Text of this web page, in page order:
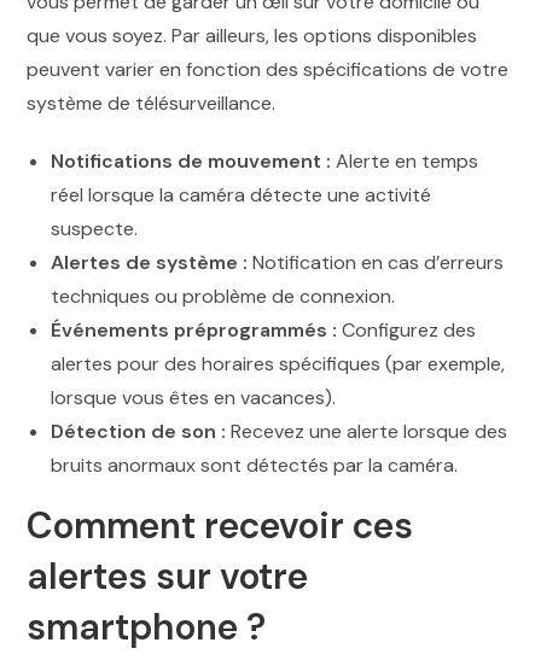
que vous soyez. Par ailleurs, les options disponibles
peuvent varier en fonction des spécifications de votre
système de télésurveillance.
Notifications de mouvement : Alerte en temps
réel lorsque la caméra détecte une activité
suspecte.
Alertes de système : Notification en cas d’erreurs
techniques ou problème de connexion.
Événements préprogrammés : Configurez des
alertes pour des horaires spécifiques (par exemple,
lorsque vous êtes en vacances).
Détection de son : Recevez une alerte lorsque des
bruits anormaux sont détectés par la caméra.
Comment recevoir ces
alertes sur votre
smartphone ?